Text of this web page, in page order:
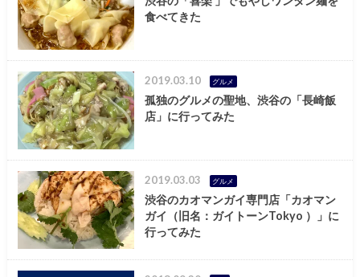
食べてきた
2019.03.10 グルメ
孤独のグルメの聖地、渋谷の「長崎飯
店」に行ってみた
2019.03.03 グルメ
渋谷のカオマンガイ専門店「カオマン
ガイ（旧名：ガイトーンTokyo ）」に
行ってみた